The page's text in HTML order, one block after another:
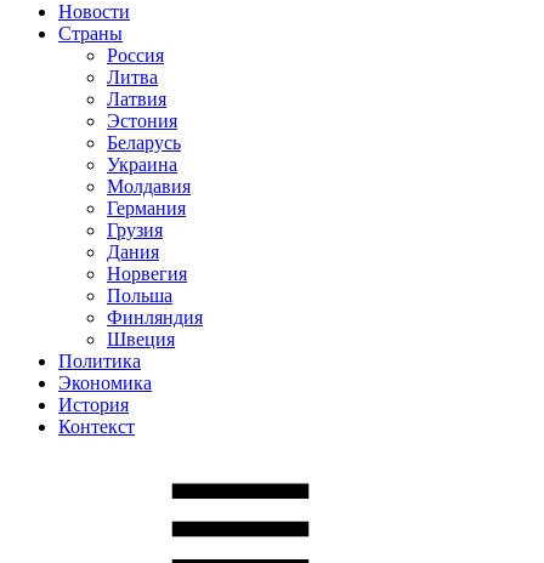
Новости
Страны
Россия
Литва
Латвия
Эстония
Беларусь
Украина
Молдавия
Германия
Грузия
Дания
Норвегия
Польша
Финляндия
Швеция
Политика
Экономика
История
Контекст